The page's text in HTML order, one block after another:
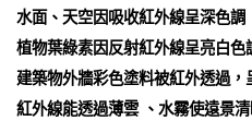
水面、天空因吸收紅外線呈深色調
植物葉綠素因反射紅外線呈亮白色
建築物外牆彩色塗料被紅外透過，
紅外線能透過薄雲 、水霧使遠景